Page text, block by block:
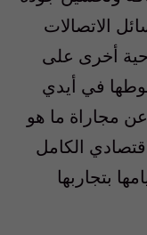
الاتصالات
أخرى على
في أيدي
مجاراة ما هو
الكامل
بتجاربها